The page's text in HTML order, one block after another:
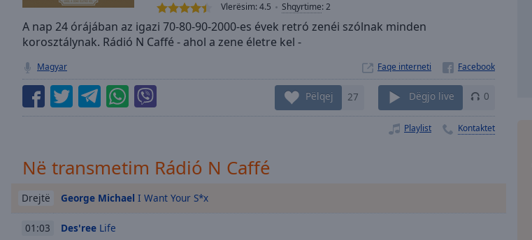
Stream
TypeLIVE
Seek to
currently
behind
LIVE
Remaining
Time-
Playback
Vlerësim:4.5 Shqyrtime:2
A nap 24 órájában az igazi 70-80-90-2000-es évek retró zenéi szólnak minden
korosztálynak. Rádió N Caffé - ahol a zene életre kel -
Magyar Faqe interneti
Pëlqej 27 Dëgjo live 0
Playlist Kontaktet
Në transmetim Rádió N Caffé
Drejtë George Michael I Want Your S*x
01:03 Des'ree Life